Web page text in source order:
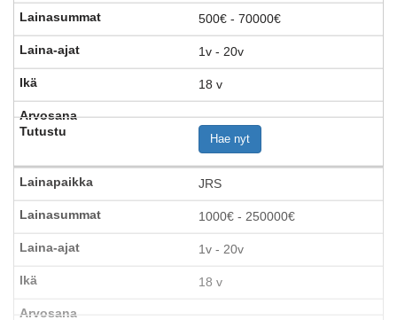
500€ - 70000€
1v - 20v
18 v
Hae nyt
JRS
1000€ - 250000€
1v - 20v
18 v